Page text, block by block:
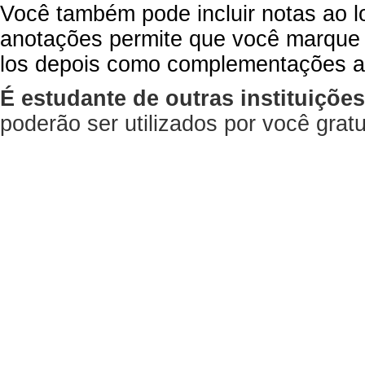
Você também pode incluir notas ao
anotações permite que você
los depois como complementações
É estudante de outras
poderão ser utilizados por você